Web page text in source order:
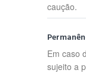
caução.
Em caso
sujeito a